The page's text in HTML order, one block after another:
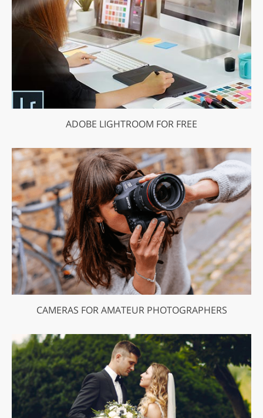
ADOBE LIGHTROOM FOR FREE
CAMERAS FOR AMATEUR PHOTOGRAPHERS